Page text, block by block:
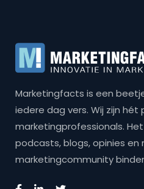
Marketingfacts is een
iedere dag vers. Wij zijn
marketingprofessionals.
podcasts, blogs, opinies en
marketingcommunity